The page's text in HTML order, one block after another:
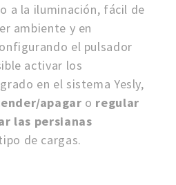
a la iluminación, fácil de
ambiente y en
el pulsador
activar los
en el sistema Yesly,
apagar o regular
las persianas
de cargas.